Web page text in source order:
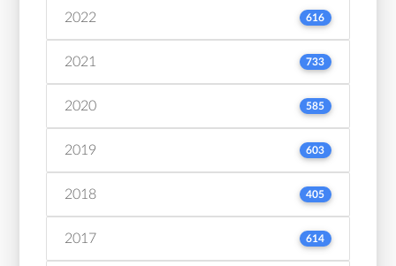
2022 616
2021 733
2020 585
2019 603
2018 405
2017 614